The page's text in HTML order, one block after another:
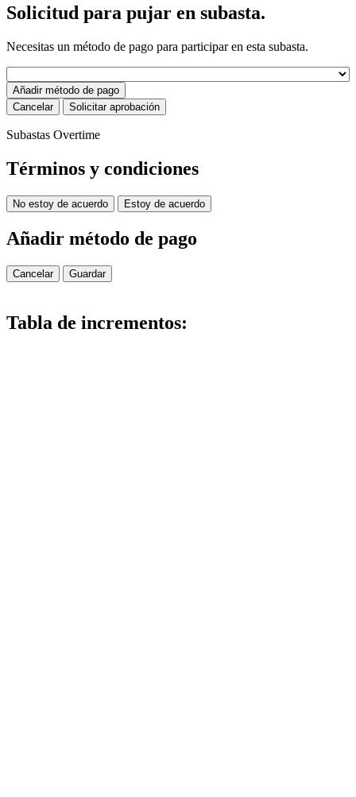
Solicitud para pujar en subasta.
Necesitas un método de pago para participar en esta subasta.
Añadir método de pago
Cancelar
Solicitar aprobación
Subastas Overtime
Términos y condiciones
No estoy de acuerdo Estoy de acuerdo
Añadir método de pago
Cancelar Guardar
Tabla de incrementos: